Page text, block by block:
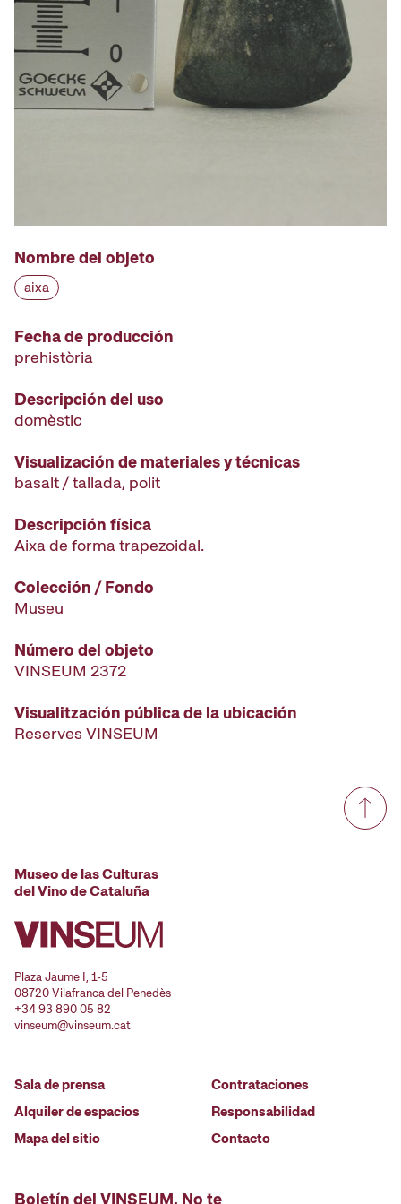
Nombre del objeto
aixa
Fecha de producción
prehistòria
Descripción del uso
domèstic
Visualización de materiales y técnicas
basalt / tallada, polit
Descripción física
Aixa de forma trapezoidal.
Colección / Fondo
Museu
Número del objeto
VINSEUM 2372
Visualitzación pública de la ubicación
Reserves VINSEUM
Museo de las Culturas
del Vino de Cataluña
Plaza Jaume I, 1-5
08720 Vilafranca del Penedès
+34 93 890 05 82
vinseum@vinseum.cat
Sala de prensa
Alquiler de espacios
Mapa del sitio
Contrataciones
Responsabilidad
Contacto
Boletín del VINSEUM. No te